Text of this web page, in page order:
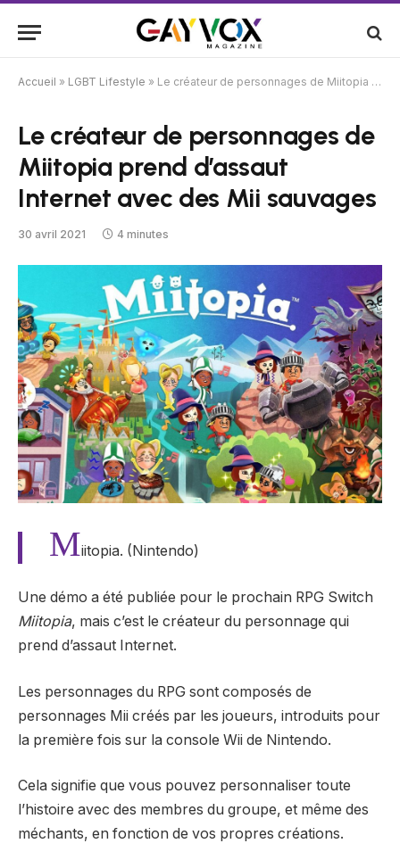
Accueil » LGBT Lifestyle » Le créateur de personnages de Miitopia prend d’assaut Internet avec des Mii sauvages
Le créateur de personnages de
Miitopia prend d’assaut
Internet avec des Mii sauvages
30 avril 2021 4 minutes
Miitopia. (Nintendo)
Une démo a été publiée pour le prochain RPG Switch
Miitopia, mais c’est le créateur du personnage qui
prend d’assaut Internet.
Les personnages du RPG sont composés de
personnages Mii créés par les joueurs, introduits pour
la première fois sur la console Wii de Nintendo.
Cela signifie que vous pouvez personnaliser toute
l’histoire avec des membres du groupe, et même des
méchants, en fonction de vos propres créations.